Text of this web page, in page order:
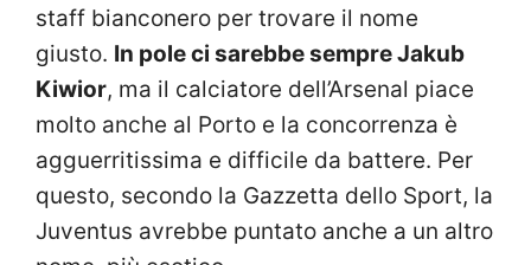
staff bianconero per trovare il nome
giusto. In pole ci sarebbe sempre Jakub
Kiwior, ma il calciatore dell’Arsenal piace
molto anche al Porto e la concorrenza è
agguerritissima e difficile da battere. Per
questo, secondo la Gazzetta dello Sport, la
Juventus avrebbe puntato anche a un altro